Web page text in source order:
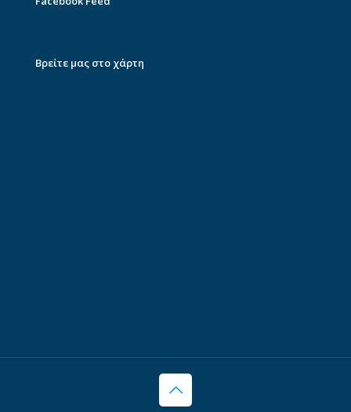
Βρείτε μας στο χάρτη